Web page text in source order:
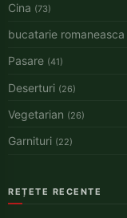
Cina (73)
bucatarie romaneasca
Pasare (41)
Deserturi (26)
Vegetarian (26)
Garnituri (22)
REȚETE RECENTE